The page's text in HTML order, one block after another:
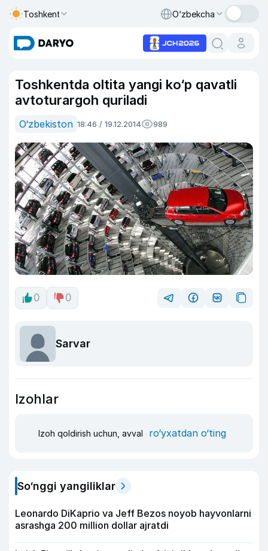
Toshkent O‘zbekcha
Toshkentda oltita yangi ko‘p qavatli
avtoturargoh quriladi
O‘zbekiston 18:46 / 19.12.2014 989
0 0
Sarvar
Izohlar
Izoh qoldirish uchun, avval ro‘yxatdan o‘ting
So‘nggi yangiliklar
Leonardo DiKaprio va Jeff Bezos noyob hayvonlarni
asrashga 200 million dollar ajratdi